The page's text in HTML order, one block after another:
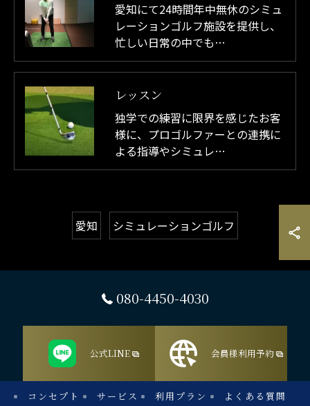
愛知にて24時間年中無休のシミュ
レーションゴルフ施設を提供し、
忙しい日常の中でも…
レッスン
独学での練習に限界を感じたお客
様に、プロゴルファーとの連携に
よる指導やシミュレ…
愛知 シミュレーションゴルフ
080-4450-4030
公式LINE 会員様利用予約
コンセプト サービス 利用プラン よくある質問